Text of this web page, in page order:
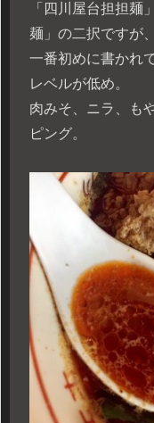
「四川屋台担担麺
麺」の二択ですが、
一番初めに書かれ
レベルが低め。
肉みそ、ニラ、も
ピング。